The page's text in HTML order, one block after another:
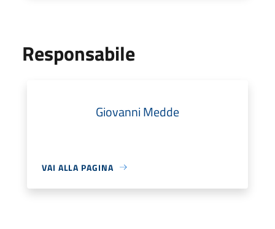
Responsabile
Giovanni Medde
VAI ALLA PAGINA